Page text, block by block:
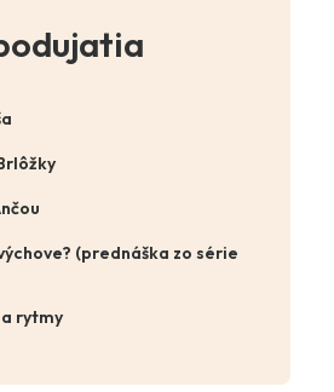
(prednáška zo série
rytmy